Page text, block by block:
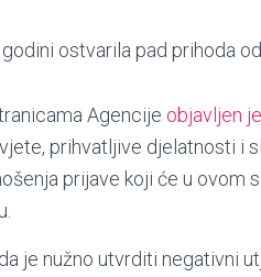
ostvarila pad prihoda
Agencije objavljen
prihvatljive djelatnosti i
prijave koji će u ovom
je nužno utvrditi negativni